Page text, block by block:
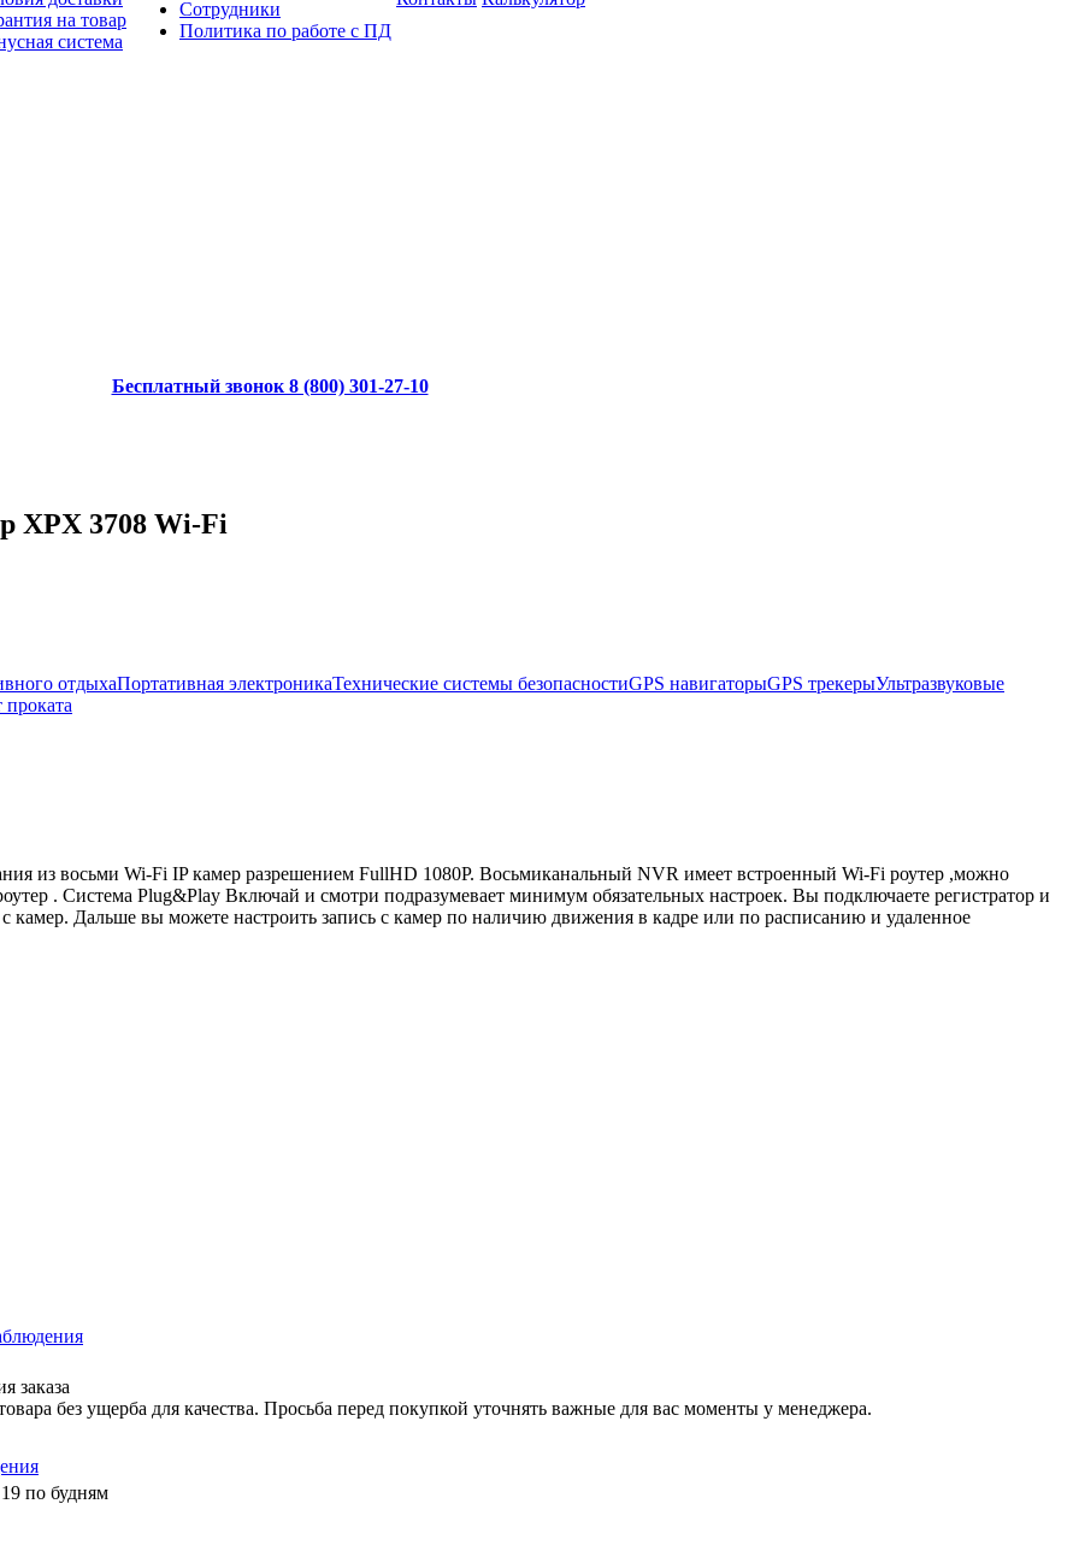
на товар
система
Сотрудники
Политика по работе с ПД
Бесплатный звонок 8 (800) 301-27-10
XPX 3708 Wi-Fi
отдыхаПортативная электроникаТехнические системы безопасностиGPS навигаторыGPS трекерыУльтразвуковые
из восьми Wi-Fi IP камер разрешением FullHD 1080P. Восьмиканальный NVR имеет встроенный Wi-Fi роутер ,можно
. Система Plug&Play Включай и смотри подразумевает минимум обязательных настроек. Вы подключаете регистратор и
камер. Дальше вы можете настроить запись с камер по наличию движения в кадре или по расписанию и удаленное
заказа
без ущерба для качества. Просьба перед покупкой уточнять важные для вас моменты у менеджера.
по будням